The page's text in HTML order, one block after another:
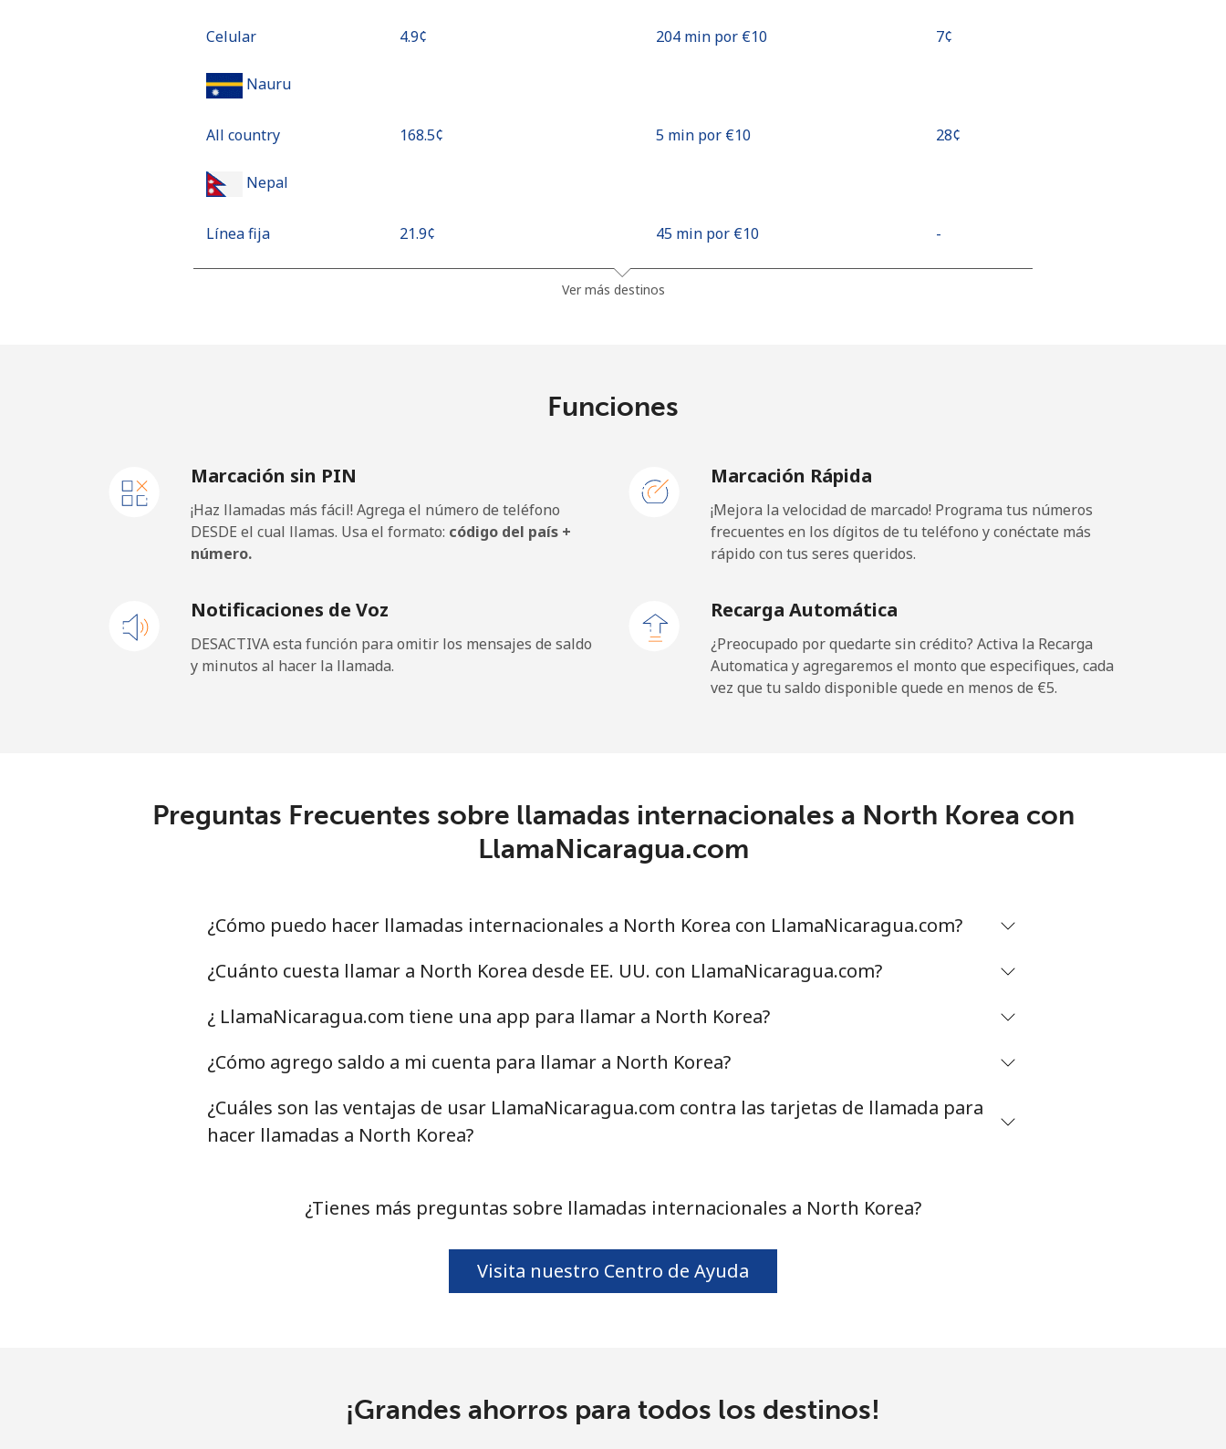
Celular ⁦4.9¢⁩ 204 min por ⁦€10⁩ ⁦7¢⁩
Nauru
All country ⁦168.5¢⁩ 5 min por ⁦€10⁩ ⁦28¢⁩
Nepal
Línea fija ⁦21.9¢⁩ 45 min por ⁦€10⁩ -
New Caledonia
Línea fija ⁦40.9¢⁩ 24 min por ⁦€10⁩ -
New Zealand
Línea fija 416 min por ⁦€10⁩ -
Línea fija ⁦12.5¢⁩ 80 min por ⁦€10⁩ -
42 min por ⁦€10⁩
Línea fija ⁦48.9¢⁩ 20 min por ⁦€10⁩
Celular ⁦43.5¢⁩ 22 min por ⁦€10⁩
Nigeria
Línea fija ⁦19.5¢⁩ 51 min por ⁦€10⁩ -
5 min por ⁦€10⁩
Ver más destinos
Funciones
Marcación sin PIN
¡Haz llamadas más fácil! Agrega el número de teléfono
DESDE el cual llamas. Usa el formato: código del país +
número.
Marcación Rápida
¡Mejora la velocidad de marcado! Programa tus números
frecuentes en los dígitos de tu teléfono y conéctate más
rápido con tus seres queridos.
Notificaciones de Voz
DESACTIVA esta función para omitir los mensajes de saldo
y minutos al hacer la llamada.
Recarga Automática
¿Preocupado por quedarte sin crédito? Activa la Recarga
Automatica y agregaremos el monto que especifiques, cada
vez que tu saldo disponible quede en menos de ⁦€5⁩.
Preguntas Frecuentes sobre llamadas internacionales a North Korea con
LlamaNicaragua.com
¿Cómo puedo hacer llamadas internacionales a North Korea con LlamaNicaragua.com?
¿Cuánto cuesta llamar a North Korea desde EE. UU. con LlamaNicaragua.com?
¿ LlamaNicaragua.com tiene una app para llamar a North Korea?
¿Cómo agrego saldo a mi cuenta para llamar a North Korea?
¿Cuáles son las ventajas de usar LlamaNicaragua.com contra las tarjetas de llamada para
hacer llamadas a North Korea?
¿Tienes más preguntas sobre llamadas internacionales a North Korea?
Visita nuestro Centro de Ayuda
¡Grandes ahorros para todos los destinos!